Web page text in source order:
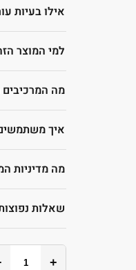
אילו בעיות
למי המוצר
מה
איך
מה מדיניות
שאלות
+